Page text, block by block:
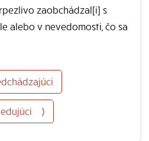
zaobchádzal[i] s
alebo v nevedomosti, čo sa
⟩